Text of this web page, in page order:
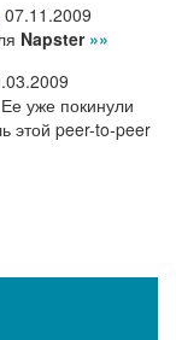
07.11.2009
Napster »»
уже покинули
этой peer-to-peer